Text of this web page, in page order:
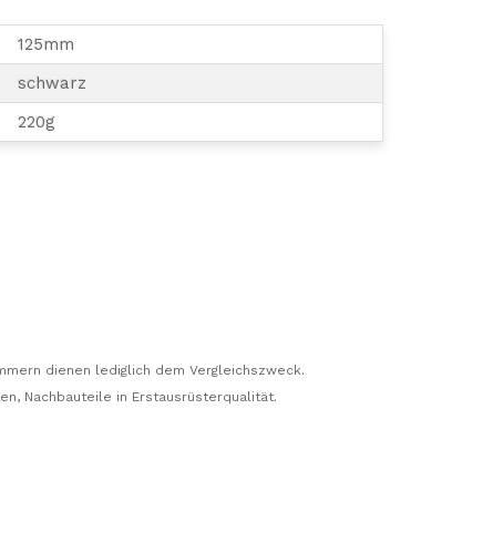
125mm
schwarz
220g
dienen lediglich dem Vergleichszweck.
Nachbauteile in Erstausrüsterqualität.